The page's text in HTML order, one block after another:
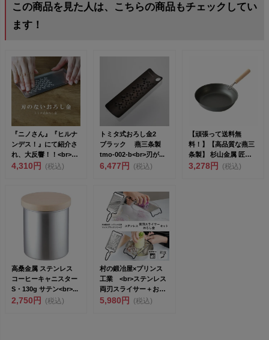
この商品を見た人は、こちらの商品もチェックしてい
ます！
『ニノさん』『ヒルナ
ンデス！』にて紹介さ
れ、大反響！！<br>ト
ミタ式お...
4,310円 (税込)
トミタ式おろし金2
ブラック 燕三条製
tmo-002-b<br>刃が...
6,477円 (税込)
【頑張って送料無
料！】【高品質な燕三
条製】 杉山金属 匠
味 鉄フライパン
3,278円 (税込)
高桑金属 ステンレス
コーヒーキャニスター
S・130g サテン<br>...
2,750円 (税込)
村の鍛冶屋×プリンス
工業 <br>ステンレス
両刃スライサー＋おろ
し金セッ...
5,980円 (税込)